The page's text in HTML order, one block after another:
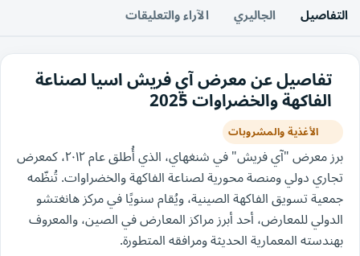
التفاصيل الجاليري الآراء والتعليقات
تفاصيل عن معرض آي فريش اسيا لصناعة
الفاكهة والخضراوات 2025
الأغذية والمشروبات
برز معرض "آي فريش" في شنغهاي، الذي أُطلق عام ٢٠١٢، كمعرض
تجاري دولي ومنصة محورية لصناعة الفاكهة والخضراوات. تُنظّمه
جمعية تسويق الفاكهة الصينية، ويُقام سنويًا في مركز هانغتشو
الدولي للمعارض، أحد أبرز مراكز المعارض في الصين، والمعروف
بهندسته المعمارية الحديثة ومرافقه المتطورة.